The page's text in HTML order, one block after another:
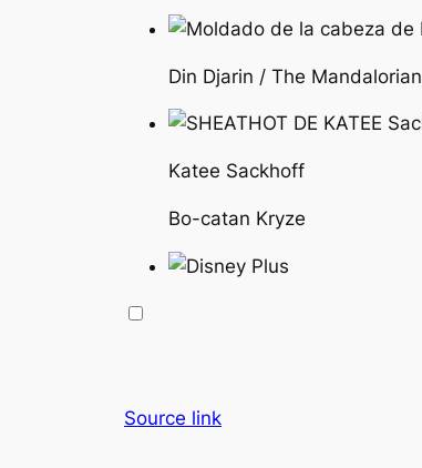
Din Djarin / The Mandalorian
Katee Sackhoff
Bo-catan Kryze
Source link